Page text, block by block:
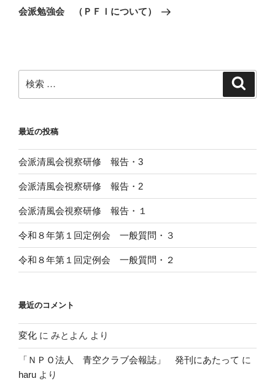
ゲ
ン
稿
の
会派勉強会 （ＰＦＩについて）
検
索:
最近の投稿
会派清風会視察研修 報告・3
会派清風会視察研修 報告・2
会派清風会視察研修 報告・１
令和８年第１回定例会 一般質問・３
令和８年第１回定例会 一般質問・２
最近のコメント
変化 に みとよん より
「ＮＰＯ法人 青空クラブ会報誌」 発刊にあたって に
haru より